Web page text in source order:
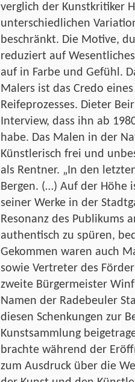
verglich der Kunstkritiker
unterschiedlichen
beschränkt. Die Motive,
reduziert auf
auf in Farbe und Gefühl.
Malers ist das Credo
Reifeprozesses. Dieter
Interview, dass ihn ab
habe. Das Malen in der
Künstlerisch frei und
als Rentner. „In den
Bergen. (…) Auf der Höhe
seiner Werke in der
Resonanz des Publikums
authentisch zu spüren,
Gekommen waren auch
sowie Vertreter des
zweite Bürgermeister
Namen der Radebeuler
diesen Schenkungen zur
Kunstsammlung
brachte während der
zum Ausdruck über die